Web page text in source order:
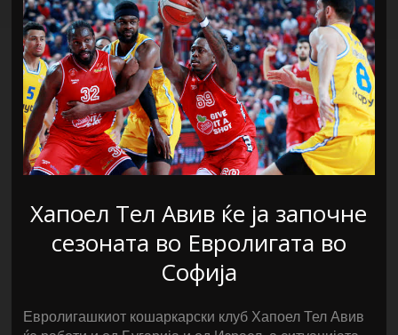
Хапоел Тел Авив ќе ја започне
сезоната во Евролигата во
Софија
Евролигашкиот кошаркарски клуб Хапоел Тел Авив